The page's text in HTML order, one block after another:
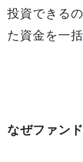
投資できる
た資金を一
なぜファン